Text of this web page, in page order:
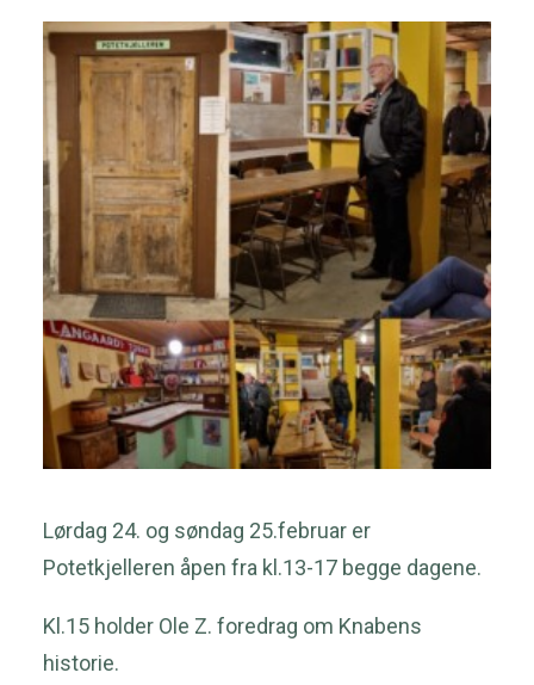
nyheter fra Knaben
Kontakt
Nyhetsbrev
Opplevelser
Hytter
Overnatting
Søk
Lørdag 24. og søndag 25.februar er
Potetkjelleren åpen fra kl.13-17 begge dagene.
Kl.15 holder Ole Z. foredrag om Knabens
historie.